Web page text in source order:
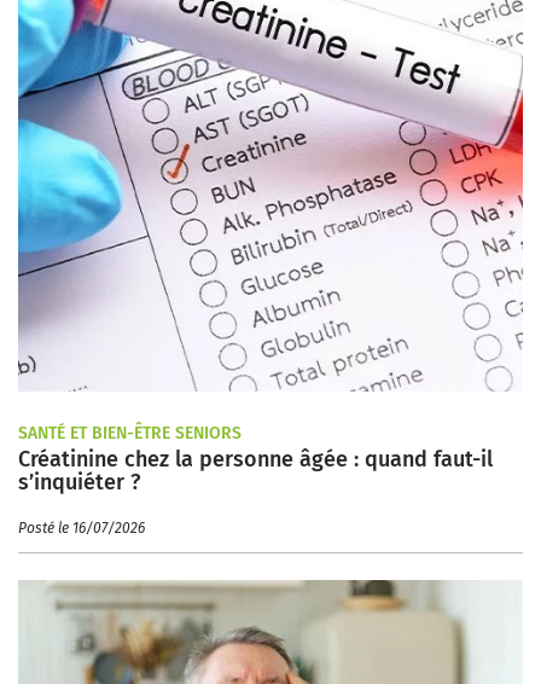
SANTÉ ET BIEN-ÊTRE SENIORS
Créatinine chez la personne âgée : quand faut-il
s’inquiéter ?
Posté le 16/07/2026